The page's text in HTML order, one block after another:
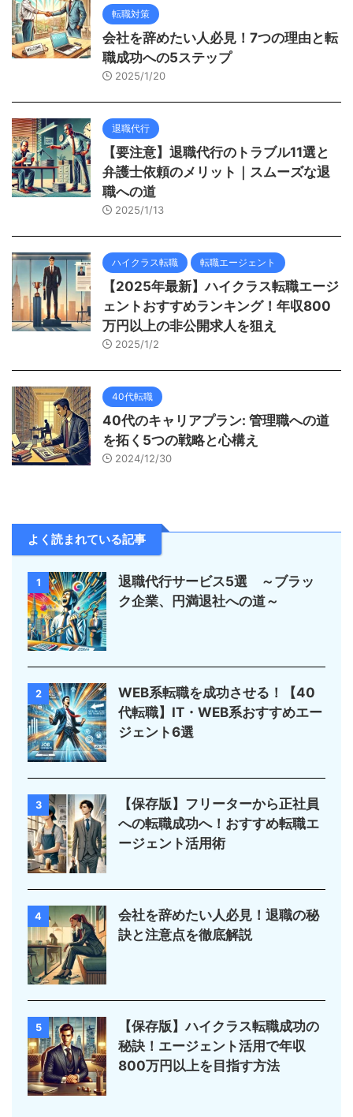
転職対策
会社を辞めたい人必見！7つの理由と転
職成功への5ステップ
2025/1/20
退職代行
【要注意】退職代行のトラブル11選と
弁護士依頼のメリット｜スムーズな退
職への道
2025/1/13
ハイクラス転職 転職エージェント
【2025年最新】ハイクラス転職エージ
ェントおすすめランキング！年収800
万円以上の非公開求人を狙え
2025/1/2
40代転職
40代のキャリアプラン: 管理職への道
を拓く5つの戦略と心構え
2024/12/30
よく読まれている記事
1
退職代行サービス5選 ～ブラッ
ク企業、円満退社への道～
2
WEB系転職を成功させる！【40
代転職】IT・WEB系おすすめエー
ジェント6選
3
【保存版】フリーターから正社員
への転職成功へ！おすすめ転職エ
ージェント活用術
4
会社を辞めたい人必見！退職の秘
訣と注意点を徹底解説
5
【保存版】ハイクラス転職成功の
秘訣！エージェント活用で年収
800万円以上を目指す方法